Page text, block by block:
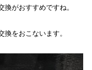
がおすすめですね。
をおこないます。